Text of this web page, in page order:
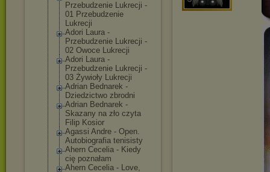
Przebudzenie Lukrecji -
01 Przebudzenie
Lukrecji
Adori Laura -
Przebudzenie Lukrecji -
02 Owoce Lukrecji
Adori Laura -
Przebudzenie Lukrecji -
03 Żywioły Lukrecji
Adrian Bednarek -
Dziedzictwo zbrodni
Adrian Bednarek -
Skazany na zło czyta
Filip Kosior
Agassi Andre - Open.
Autobiografia tenisisty
Ahern Cecelia - Kiedy
cię poznałam
Ahern Cecelia - Love,